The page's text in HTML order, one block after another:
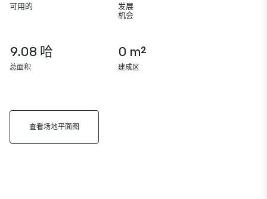
可用的
发展
机会
9.08 哈
总面积
0 m²
建成区
查看场地平面图